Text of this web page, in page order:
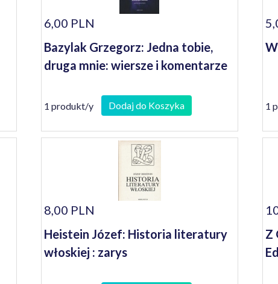
6,00 PLN
Bazylak Grzegorz: Jedna tobie,
druga mnie: wiersze i komentarze
1 produkt/y Dodaj do Koszyka 1
8,00 PLN
Heistein Józef: Historia literatury
włoskiej : zarys
Z